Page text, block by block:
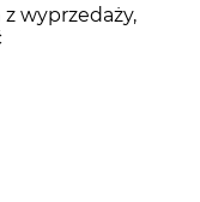
wyprzedaży,